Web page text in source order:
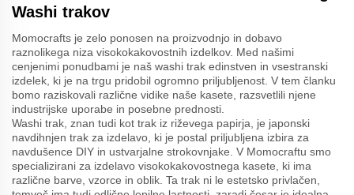
Washi trakov
Momocrafts je zelo ponosen na proizvodnjo in dobavo
raznolikega niza visokokakovostnih izdelkov. Med našimi
cenjenimi ponudbami je naš washi trak edinstven in vsestranski
izdelek, ki je na trgu pridobil ogromno priljubljenost. V tem članku
bomo raziskovali različne vidike naše kasete, razsvetlili njene
industrijske uporabe in posebne prednosti.
Washi trak, znan tudi kot trak iz riževega papirja, je japonski
navdihnjen trak za izdelavo, ki je postal priljubljena izbira za
navdušence DIY in ustvarjalne strokovnjake. V Momocraftu smo
specializirani za izdelavo visokokakovostnega kasete, ki ima
različne barve, vzorce in oblik. Ta trak ni le estetsko privlačen,